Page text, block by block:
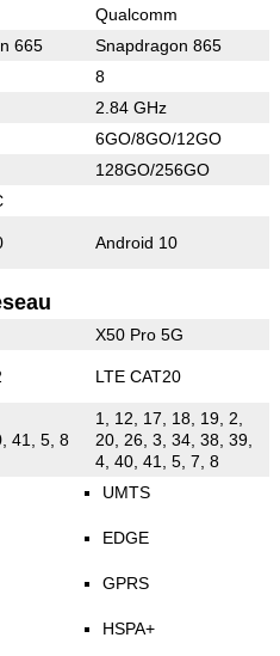
Qualcomm
665 Snapdragon 865
8
2.84 GHz
6GO/8GO/12GO
128GO/256GO
Android 10
X50 Pro 5G
LTE CAT20
41, 5, 8
1, 12, 17, 18, 19, 2,
20, 26, 3, 34, 38, 39,
4, 40, 41, 5, 7, 8
UMTS
EDGE
GPRS
HSPA+